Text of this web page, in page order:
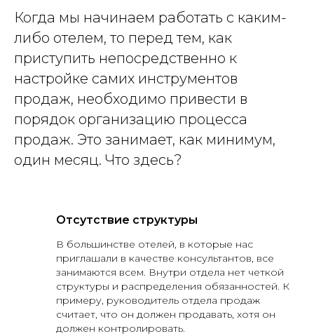
Когда мы начинаем работать с каким-
либо отелем, то перед тем, как
приступить непосредственно к
настройке самих инструментов
продаж, необходимо привести в
порядок организацию процесса
продаж. Это занимает, как минимум,
один месяц. Что здесь?
Отсутствие структуры
В большинстве отелей, в которые нас
приглашали в качестве консультантов, все
занимаются всем. Внутри отдела нет четкой
структуры и распределения обязанностей. К
примеру, руководитель отдела продаж
считает, что он должен продавать, хотя он
должен контролировать.